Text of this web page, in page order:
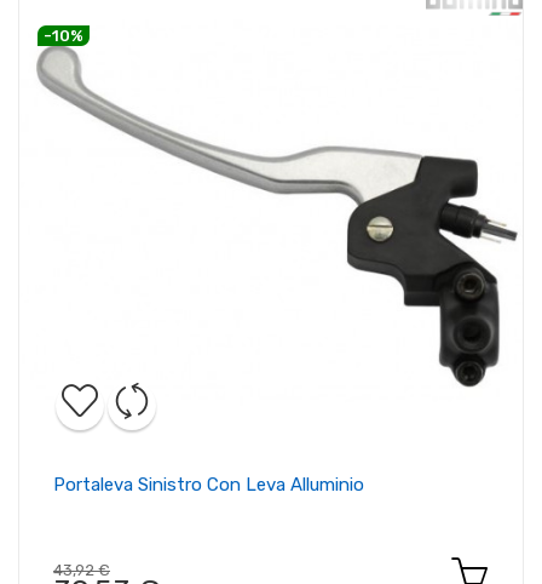
-10%
Portaleva Sinistro Con Leva Alluminio
43,92 €